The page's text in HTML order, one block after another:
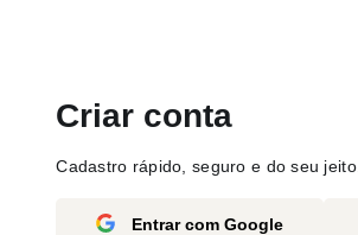
Criar conta
Cadastro rápido, seguro e do seu jeito.
Entrar com Google